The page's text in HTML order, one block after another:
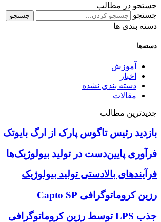
جستجو در مطالب
جستجو
جستجو
دسته بندی ها
دسته‌ها
آموزش
اخبار
دسته بندی نشده
مقالات
جدیدترین مطالب
بازدید رئیس تاگوس پارک از ارگ بایوتک
فرآوری پایین‌دست در تولید بیولوژیک‌ها
فرآیندهای بالادستی تولید بیولوژیک
رزین کروماتوگرافی Capto SP
جذب LPS توسط رزین کروماتوگرافی